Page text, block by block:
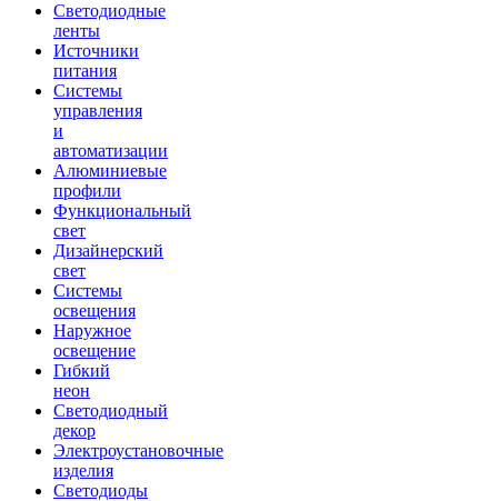
Светодиодные
ленты
Источники
питания
Системы
управления
и
автоматизации
Алюминиевые
профили
Функциональный
свет
Дизайнерский
свет
Системы
освещения
Наружное
освещение
Гибкий
неон
Светодиодный
декор
Электроустановочные
изделия
Светодиоды